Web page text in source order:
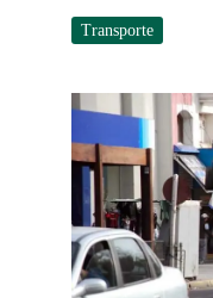
Transporte